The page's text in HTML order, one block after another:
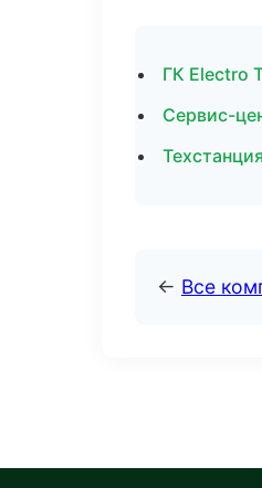
ГК Electro
Сервис-
← Все